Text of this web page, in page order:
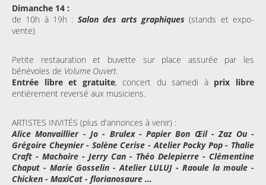
Dimanche 14 :
de 10h à 19h : Salon des arts graphiques (stands et expo-
vente)
Petite restauration et buvette sur place assurée par les
bénévoles de Volume Ouvert.
Entrée libre et gratuite, concert du samedi à prix libre
entièrement reversé aux musiciens.
ARTISTES INVITÉS (plus d'annonces à venir) :
Alice Monvaillier - Jo - Brulex - Papier Bon Œil - Zaz Ou -
Grégoire Cheynier - Solène Cerise - Atelier Pocky Pop - Thalie
Craft - Machoire - Jerry Can - Théo Delepierre - Clémentine
Chaput - Marie Gosselin - Atelier LULUJ - Raoule la moule -
Chicken - MaxiCat - florianosaure ...